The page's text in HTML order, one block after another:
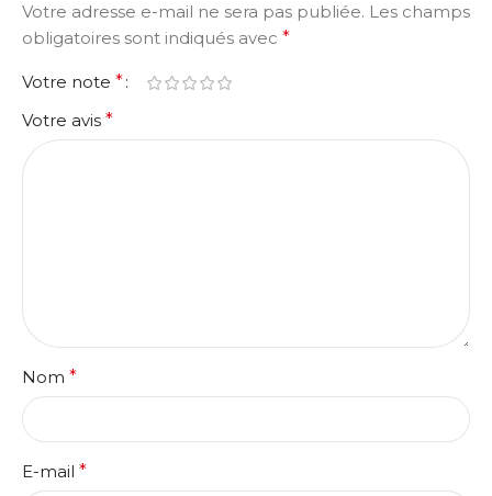
Votre adresse e-mail ne sera pas publiée. Les champs
obligatoires sont indiqués avec *
Votre note *
Votre avis *
Nom *
E-mail *